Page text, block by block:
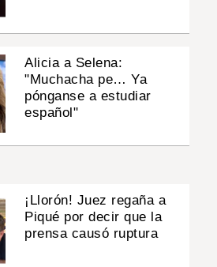
Alicia a Selena:
"Muchacha pe… Ya
pónganse a estudiar
español"
¡Llorón! Juez regaña a
Piqué por decir que la
prensa causó ruptura